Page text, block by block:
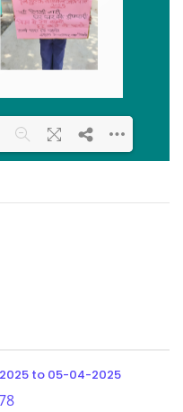
to 05-04-2025